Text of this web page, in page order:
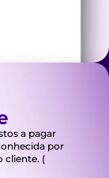
a pagar
por
cliente. (